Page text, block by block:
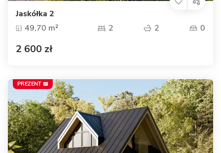
Jaskółka 2
49,70 m²
2 2 0
2 600 zł
PREZENT 📖